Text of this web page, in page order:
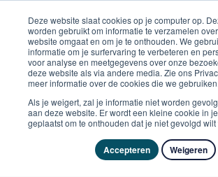
Deze website slaat cookies op je computer op.
worden gebruikt om informatie te verzamelen
website omgaat en om je te onthouden. We
informatie om je surfervaring te verbeteren en
voor analyse en meetgegevens over onze
deze website als via andere media. Zie ons
meer informatie over de cookies die we gebruiken.
Als je weigert, zal je informatie niet worden
aan deze website. Er wordt een kleine cookie in
geplaatst om te onthouden dat je niet gevolgd wilt
Accepteren Weigeren